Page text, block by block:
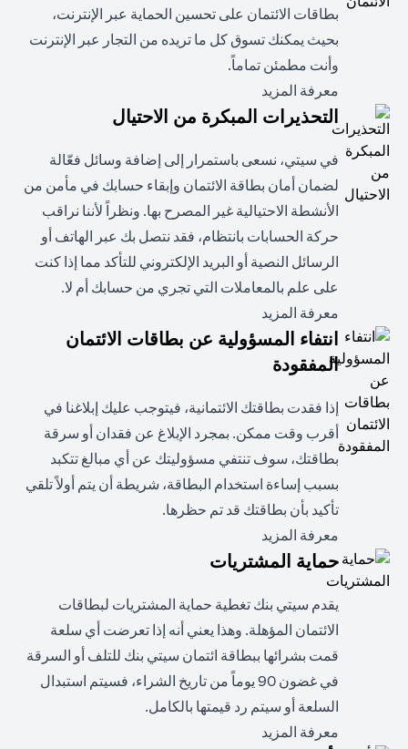
بطاقات الائتمان على تحسين الحماية عبر الإنترنت،
بحيث يمكنك تسوق كل ما تريده من التجار عبر الإنترنت
وأنت مطمئن تماماً.
معرفة المزيد
التحذيرات المبكرة من الاحتيال
في سيتي، نسعى باستمرار إلى إضافة وسائل فعّالة
لضمان أمان بطاقة الائتمان وإبقاء حسابك في مأمن من
الأنشطة الاحتيالية غير المصرح بها. ونظراً لأننا نراقب
حركة الحسابات بانتظام، فقد نتصل بك عبر الهاتف أو
الرسائل النصية أو البريد الإلكتروني للتأكد مما إذا كنت
على علم بالمعاملات التي تجري من حسابك أم لا.
معرفة المزيد
انتفاء المسؤولية عن بطاقات الائتمان
المفقودة
إذا فقدت بطاقتك الائتمانية، فيتوجب عليك إبلاغنا في
أقرب وقت ممكن. بمجرد الإبلاغ عن فقدان أو سرقة
بطاقتك، سوف تنتفي مسؤوليتك عن أي مبالغ تتكبد
بسبب إساءة استخدام البطاقة، شريطة أن يتم أولاً تلقي
تأكيد بأن بطاقتك قد تم حظرها.
معرفة المزيد
حماية المشتريات
يقدم سيتي بنك تغطية حماية المشتريات لبطاقات
الائتمان المؤهلة. وهذا يعني أنه إذا تعرضت أي سلعة
قمت بشرائها ببطاقة ائتمان سيتي بنك للتلف أو السرقة
في غضون 90 يوماً من تاريخ الشراء، فسيتم استبدال
السلعة أو سيتم رد قيمتها بالكامل.
معرفة المزيد